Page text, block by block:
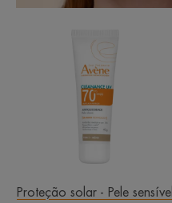
FPS
70
Tom
2
-
Proteção solar - Pele sensível